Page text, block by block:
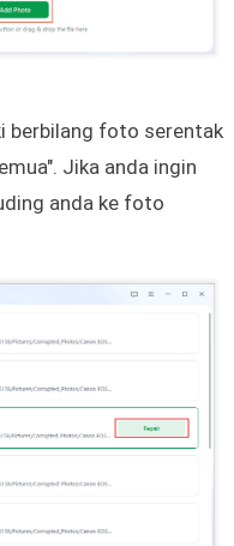
berbilang foto serentak
Jika anda ingin
anda ke foto